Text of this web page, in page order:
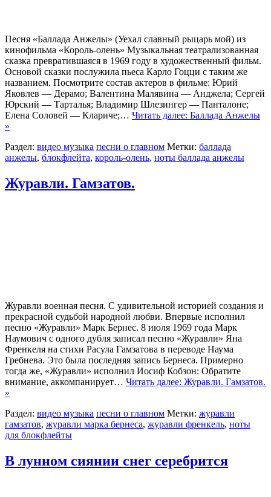
Песня «Баллада Анжелы» (Уехал славный рыцарь мой) из
кинофильма «Король-олень» Музыкальная театрализованная
сказка превратившаяся в 1969 году в художественный фильм.
Основой сказки послужила пьеса Карло Гоцци с таким же
названием. Посмотрите состав актеров в фильме: Юрий
Яковлев — Дерамо; Валентина Малявина — Анджела; Сергей
Юрский — Тарталья; Владимир Шлезингер — Панталоне;
Елена Соловей — Клариче;… Читать далее: Баллада Анжелы
»
Раздел: видео музыка песни о главном Метки: баллада
анжелы, блокфлейта, король-олень, ноты баллада анжелы
Журавли. Гамзатов.
Журавли военная песня. С удивительной историей создания и
прекрасной судьбой народной любви. Впервые исполнил
песню «Журавли» Марк Бернес. 8 июля 1969 года Марк
Наумович с одного дубля записал песню «Журавли» Яна
Френкеля на стихи Расула Гамзатова в переводе Наума
Гребнева. Это была последняя запись Бернеса. Примерно
тогда же, «Журавли» исполнил Иосиф Кобзон: Обратите
внимание, аккомпанирует… Читать далее: Журавли. Гамзатов.
»
Раздел: видео музыка песни о главном Метки: журавли
гамзатов, журавли марка бернеса, журавли френкель, ноты
для блокфлейты
В лунном сиянии снег серебрится